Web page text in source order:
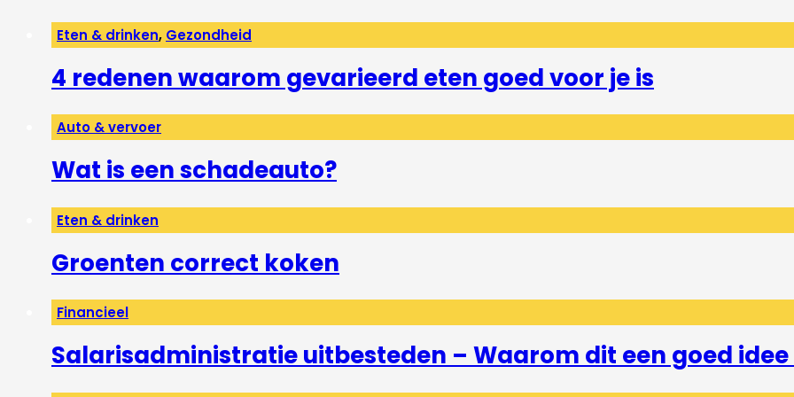
Eten & drinken, Gezondheid
4 redenen waarom gevarieerd eten goed voor je is
Auto & vervoer
Wat is een schadeauto?
Eten & drinken
Groenten correct koken
Financieel
Salarisadministratie uitbesteden – Waarom dit een goed idee